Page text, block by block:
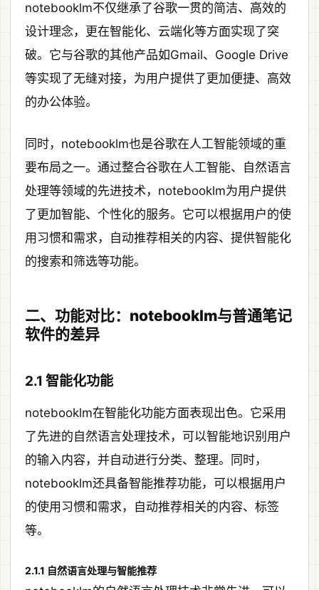
notebooklm不仅继承了谷歌一贯的简洁、高效的
设计理念，更在智能化、云端化等方面实现了突
破。它与谷歌的其他产品如Gmail、Google Drive
等实现了无缝对接，为用户提供了更加便捷、高效
的办公体验。
同时，notebooklm也是谷歌在人工智能领域的重
要布局之一。通过整合谷歌在人工智能、自然语言
处理等领域的先进技术，notebooklm为用户提供
了更加智能、个性化的服务。它可以根据用户的使
用习惯和需求，自动推荐相关的内容、提供智能化
的搜索和筛选等功能。
二、功能对比：notebooklm与普通笔记
软件的差异
2.1 智能化功能
notebooklm在智能化功能方面表现出色。它采用
了先进的自然语言处理技术，可以智能地识别用户
的输入内容，并自动进行分类、整理。同时，
notebooklm还具备智能推荐功能，可以根据用户
的使用习惯和需求，自动推荐相关的内容、标签
等。
2.1.1 自然语言处理与智能推荐